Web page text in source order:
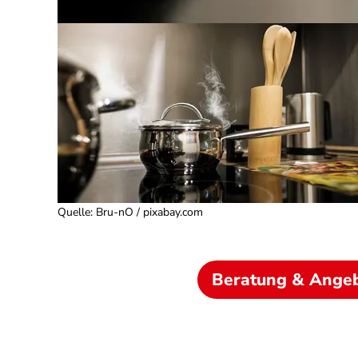
Quelle: Bru-nO / pixabay.com
Beratung &